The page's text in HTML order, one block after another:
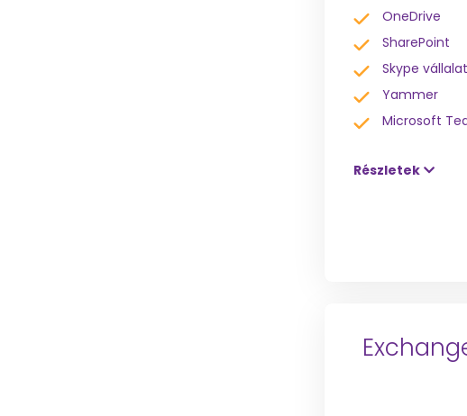
OneDrive
SharePoint
Skype
Yammer
Microsoft
Részletek